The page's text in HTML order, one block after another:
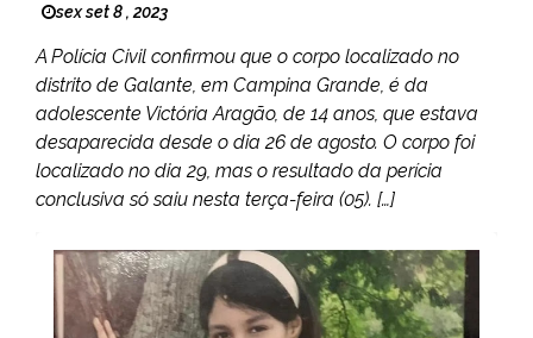
sex set 8 , 2023
A Polícia Civil confirmou que o corpo localizado no
distrito de Galante, em Campina Grande, é da
adolescente Victória Aragão, de 14 anos, que estava
desaparecida desde o dia 26 de agosto. O corpo foi
localizado no dia 29, mas o resultado da perícia
conclusiva só saiu nesta terça-feira (05). […]